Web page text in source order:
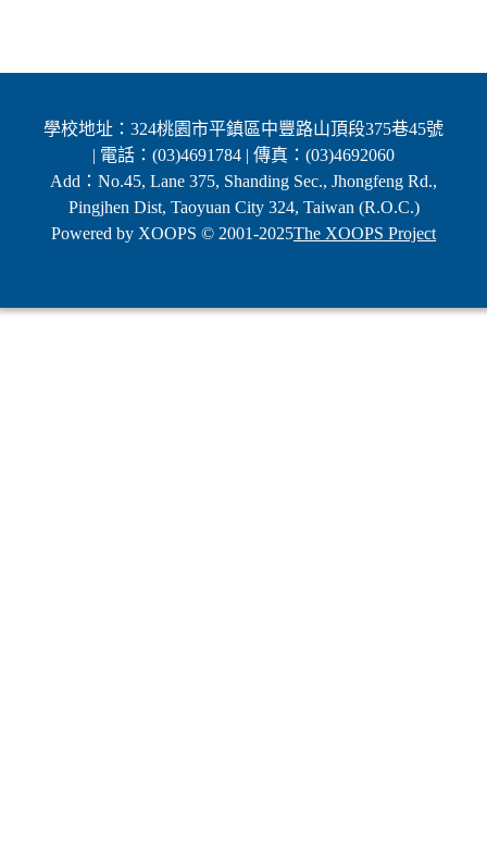
學校地址：324桃園市平鎮區中豐路山頂段375巷45號
| 電話：(03)4691784 | 傳真：(03)4692060
Add：No.45, Lane 375, Shanding Sec., Jhongfeng Rd.,
Pingjhen Dist, Taoyuan City 324, Taiwan (R.O.C.)
Powered by XOOPS © 2001-2025The XOOPS Project